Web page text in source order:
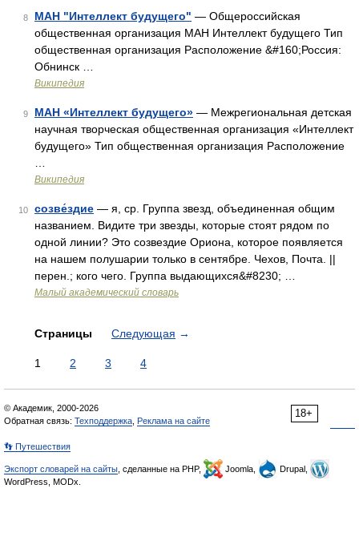
8 МАН "Интеллект будущего" — Общероссийская
общественная организация МАН Интеллект будущего Тип
общественная организация Расположение &#160;Россия:
Обнинск …
Википедия
9 МАН «Интеллект будущего» — Межрегиональная детская
научная творческая общественная организация «Интеллект
будущего» Тип общественная организация Расположение
Википедия
10 созве́здие — я, ср. Группа звезд, объединенная общим
названием. Видите три звезды, которые стоят рядом по
одной линии? Это созвездие Ориона, которое появляется
на нашем полушарии только в сентябре. Чехов, Почта. ||
перен.; кого чего. Группа выдающихся&#8230; …
Малый академический словарь
Страницы Следующая →
1 2 3 4
18+
© Академик, 2000-2026
Обратная связь: Техподдержка Реклама на сайте
👣 Путешествия
Экспорт словарей на сайты , сделанные на PHP, Joomla,
Drupal,
WordPress, MODx.